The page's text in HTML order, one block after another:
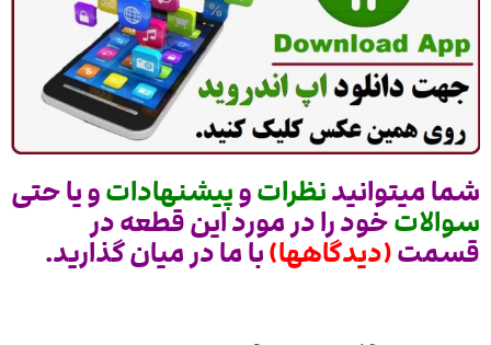
شما میتوانیدنظراتوپیشنهاداتو یا حتی
سوالاتخود را در مورد این قطعه در
قسمت(دیدگاهها)با ما در میان گذارید.